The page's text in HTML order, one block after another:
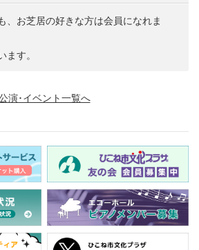
、お芝居の好きな方は会員になれま
す。
演･イベント一覧へ